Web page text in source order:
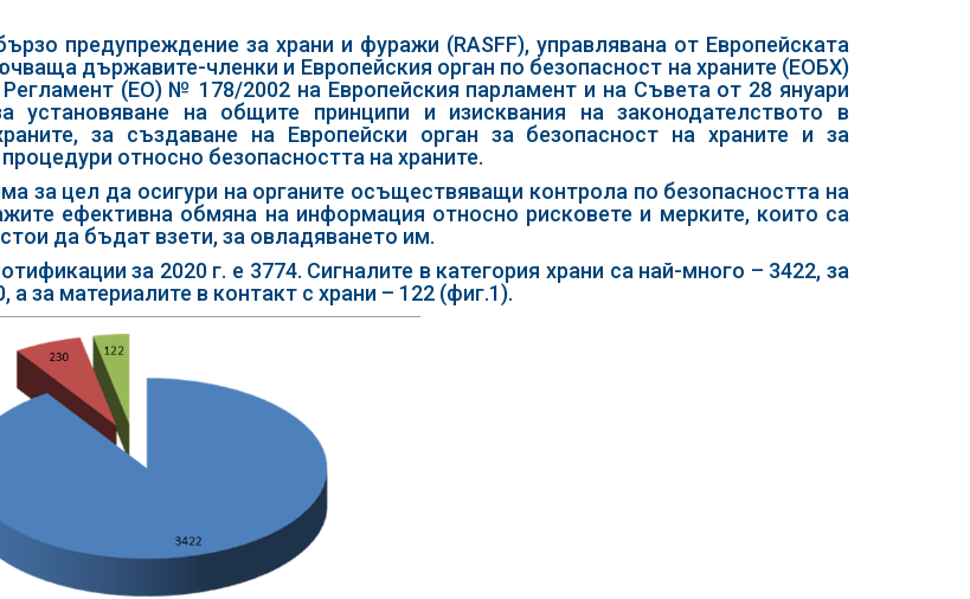
предупреждение за храни и фуражи (RASFF), управлявана от Европейската
държавите-членки и Европейския орган по безопасност на храните (ЕОБХ)
(ЕО) № 178/2002 на Европейския парламент и на Съвета от 28 януари
установяване на общите принципи и изисквания на законодателството в
за създаване на Европейски орган за безопасност на храните и за
относно безопасността на храните.
за цел да осигури на органите осъществяващи контрола по безопасността на
ефективна обмяна на информация относно рисковете и мерките, които са
да бъдат взети, за овладяването им.
за 2020 г. е 3774. Сигналите в категория храни са най-много – 3422, за
а за материалите в контакт с храни – 122 (фиг.1).